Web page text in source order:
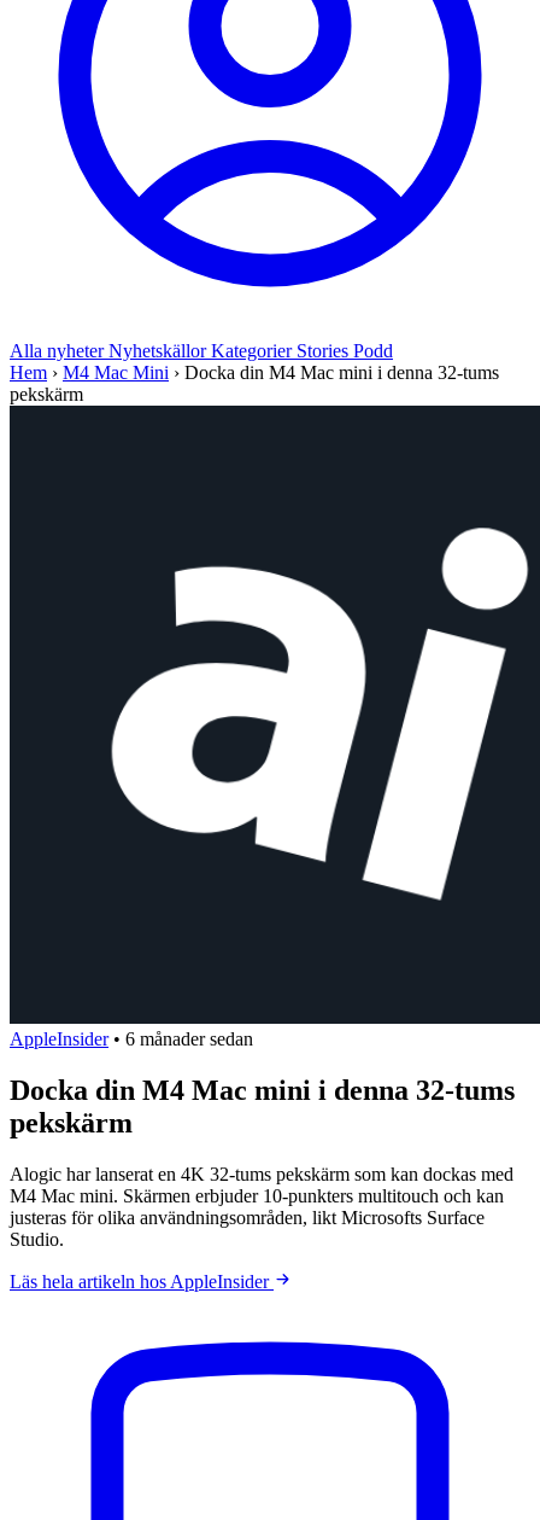
Alla nyheterNyhetskällorKategorier Stories Podd
Hem › M4 Mac Mini › Docka din M4 Mac mini i denna 32-tums
pekskärm
AppleInsider • 6 månader sedan
Docka din M4 Mac mini i denna 32-tums
pekskärm
Alogic har lanserat en 4K 32-tums pekskärm som kan dockas med
M4 Mac mini. Skärmen erbjuder 10-punkters multitouch och kan
justeras för olika användningsområden, likt Microsofts Surface
Studio.
Läs hela artikeln hos AppleInsider